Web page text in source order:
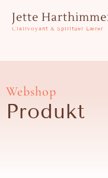
indholdet
Jette
Clairvoyant & Spirituel Lærer
Webshop
Produkt